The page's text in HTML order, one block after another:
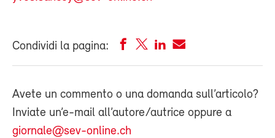
Condividi la pagina:
Avete un commento o una domanda sull’articolo?
Inviate un’e-mail all’autore/autrice oppure a
giornale@sev-online.ch